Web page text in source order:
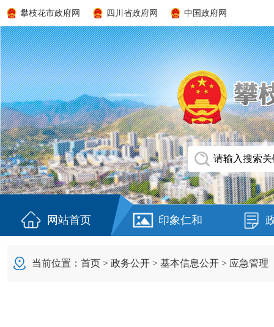
攀枝花市政府网 四川省政府网 中国政府网
网站首页 印象仁和
当前位置： 首页 > 政务公开 > 基本信息公开 > 应急管理